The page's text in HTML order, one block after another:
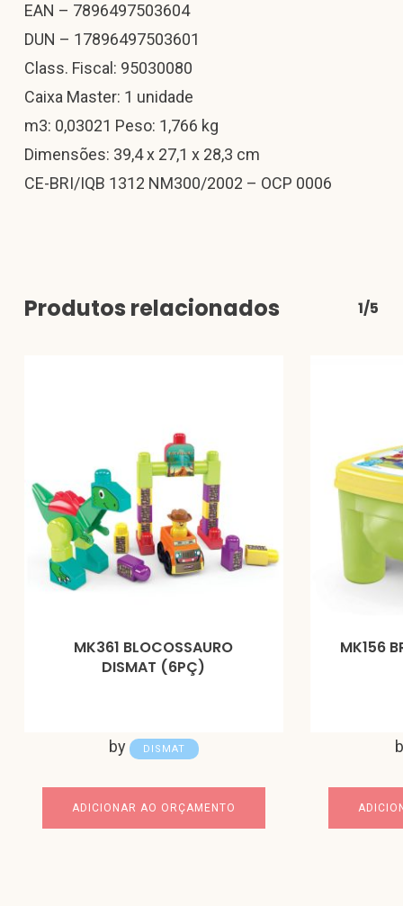
EAN – 7896497503604
DUN – 17896497503601
Class. Fiscal: 95030080
Caixa Master: 1 unidade
m3: 0,03021 Peso: 1,766 kg
Dimensões: 39,4 x 27,1 x 28,3 cm
CE-BRI/IQB 1312 NM300/2002 – OCP 0006
Produtos relacionados 1/5
MK361 BLOCOSSAURO
DISMAT (6PÇ)
by DISMAT
ADICIONAR AO ORÇAMENTO
MK156